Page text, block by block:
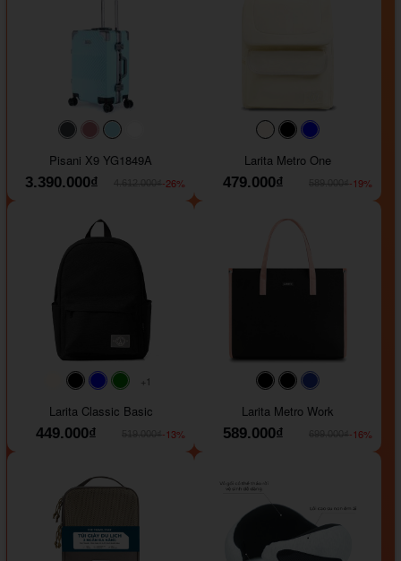
#40454a#b76e79
Pisani X9 YG1849A
3.390.000₫
-26%
#faf0e6#000000
Larita Metro One
479.000₫
-19%
#faf0e6#000000#0000FF
+1
Larita Classic Basic
449.000₫
-13%
#000000#000000
Larita Metro Work
589.000₫
-16%